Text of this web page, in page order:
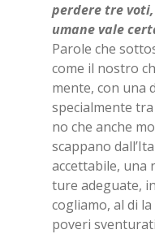
per­de­re tre
uma­ne vale
Pa­ro­le che
come il no­stro
men­te, con una
spe­cial­men­te
no che an­che
scap­pa­no
ac­cet­ta­bi­le,
tu­re ade­gua­te,
co­glia­mo, al di
po­ve­ri